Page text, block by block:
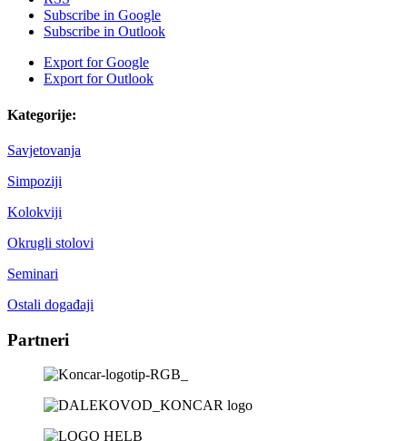
Subscribe in Google
Subscribe in Outlook
Export forGoogle
Export forOutlook
Kategorije:
Savjetovanja
Simpoziji
Kolokviji
Okrugli stolovi
Seminari
Ostali događaji
Partneri